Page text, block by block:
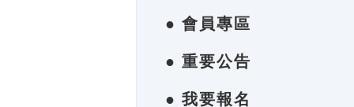
● 會員專區
● 重要公告
● 我要報名